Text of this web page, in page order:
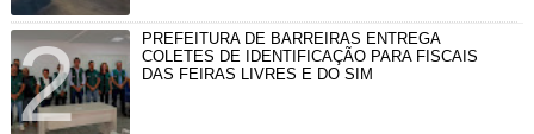
PREFEITURA DE BARREIRAS ENTREGA
COLETES DE IDENTIFICAÇÃO PARA FISCAIS
DAS FEIRAS LIVRES E DO SIM